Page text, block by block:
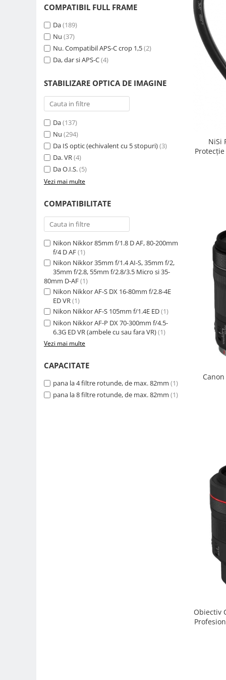
Genti Holster TopLoader
Genti, Troller Video
Rucsacuri Foto
Tocuri si huse protectie aparate
Hamuri si Centuri foto
Curele Aparat - Umar
Genti Laptop si iPad
Hand Strap / Grip
Accesorii genti si trollere
Video / Camere si accesorii
Camere video profesionale
Camere Video Cinematice
Camere video de actiune
Accesorii camere video de actiune
Accesorii drone
Acumulatori camere video
Lampi video
Stabilizatoare (Gimbal) / Steady
Accesorii diverse pt camere video
Camere Video Cinematice
COMPATIBIL FULL FRAME
Da(189)
Nu (37)
Nu. Compatibil APS-C crop 1,5(2)
Da, dar si APS-C(4)
STABILIZARE OPTICA DE IMAGINE
Da(137)
Nu (294)
Da IS optic (echivalent cu 5 stopuri)(3)
Da. VR(4)
Da O.I.S.(5)
Vezi mai multe
COMPATIBILITATE
Nikon Nikkor 85mm f/1.8 D AF, 80-200mm
f/4 D AF(1)
Nikon Nikkor 35mm f/1.4 AI-S, 35mm f/2,
35mm f/2.8, 55mm f/2.8/3.5 Micro si 35-
80mm D-AF(1)
Nikon Nikkor AF-S DX 16-80mm f/2.8-4E
ED VR(1)
Nikon Nikkor AF-S 105mm f/1.4E ED(1)
Nikon Nikkor AF-P DX 70-300mm f/4.5-
6.3G ED VR (ambele cu sau fara VR)(1)
Vezi mai multe
CAPACITATE
pana la 4 filtre rotunde, de max. 82mm (1)
pana la 8 filtre rotunde, de max. 82mm (1)
NiSi
Obiectiv